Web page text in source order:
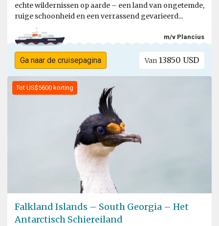
echte wildernissen op aarde – een land van ongetemde,
ruige schoonheid en een verrassend gevarieerd...
m/v Plancius
Ga naar de cruisepagina Van 13850 USD
Tot US$5600 korting
Falkland Islands – South Georgia – Het
Antarctisch Schiereiland